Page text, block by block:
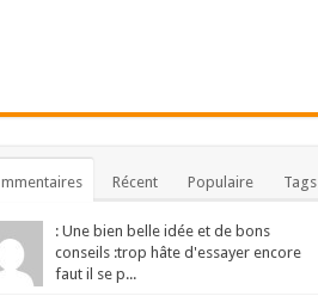
Récent Populaire Tags
: Une bien belle idée et de bons
conseils :trop hâte d'essayer encore
faut il se p...